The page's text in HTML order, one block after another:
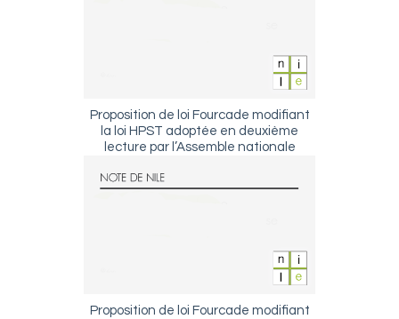
Proposition de loi Fourcade modifiant
la loi HPST adoptée en deuxième
lecture par l’Assemble nationale
Proposition de loi Fourcade modifiant